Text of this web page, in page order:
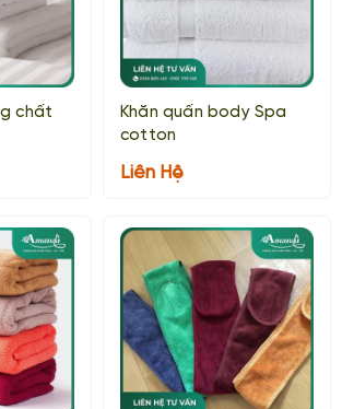
chất
Khăn quấn body Spa
cotton
Liên Hệ